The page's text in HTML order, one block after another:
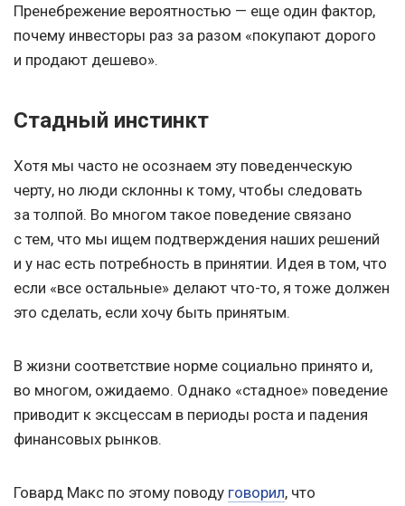
Пренебрежение вероятностью — еще один фактор,
почему инвесторы раз за разом «покупают дорого
и продают дешево».
Стадный инстинкт
Хотя мы часто не осознаем эту поведенческую
черту, но люди склонны к тому, чтобы следовать
за толпой. Во многом такое поведение связано
с тем, что мы ищем подтверждения наших решений
и у нас есть потребность в принятии. Идея в том, что
если «все остальные» делают что-то, я тоже должен
это сделать, если хочу быть принятым.
В жизни соответствие норме социально принято и,
во многом, ожидаемо. Однако «стадное» поведение
приводит к эксцессам в периоды роста и падения
финансовых рынков.
Говард Макс по этому поводу говорил, что